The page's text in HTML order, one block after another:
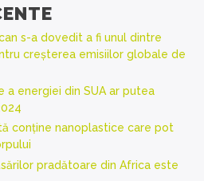
s-a dovedit a fi unul dintre
creșterea emisiilor globale de
a energiei din SUA ar putea
conține nanoplastice care pot
pradătoare din Africa este